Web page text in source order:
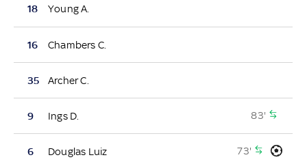
18 Young A.
16 Chambers C.
35 Archer C.
9 Ings D. 83'
6 Douglas Luiz 73'